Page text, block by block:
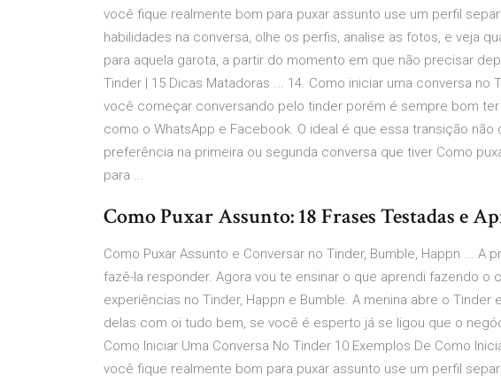
você fique realmente bom para puxar assunto use um perfil
habilidades na conversa, olhe os perfis, analise as fotos, e veja
para aquela garota, a partir do momento em que não precisar
Tinder | 15 Dicas Matadoras ... 14. Como iniciar uma conversa no
você começar conversando pelo tinder porém é sempre bom
como o WhatsApp e Facebook. O ideal é que essa transição
preferência na primeira ou segunda conversa que tiver Como
para ...
Como Puxar Assunto: 18 Frases Testadas e
Como Puxar Assunto e Conversar no Tinder, Bumble, Happn ... A
fazê-la responder. Agora vou te ensinar o que aprendi fazendo o
experiências no Tinder, Happn e Bumble. A menina abre o Tinder
delas com oi tudo bem, se você é esperto já se ligou que o
Como Iniciar Uma Conversa No Tinder 10 Exemplos De Como
você fique realmente bom para puxar assunto use um perfil